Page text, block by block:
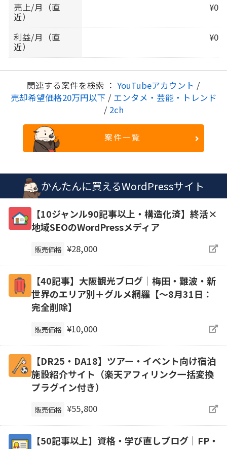
売上/月（直
近）
¥0
利益/月（直
近）
¥0
関連する案件を検索 ： YouTubeアカウント /
売却希望価格20万円以下 / エンタメ・芸能・トレンド
/ 2ch
案件一覧
かんたんに買えるWordPressサイト
【10ジャンル90記事以上・構造化済】終活×
地域SEOのWordPressメディア
販売価格 ¥28,000
【40記事】大阪観光ブログ｜梅田・難波・新
世界のエリア別＋グルメ網羅【～8月31日：
完全削除】
販売価格 ¥10,000
【DR25・DA18】ツアー・イベント向け宿泊
施設紹介サイト（楽天アフィリンク一括変換
プラグイン付き）
販売価格 ¥55,800
【50記事以上】資格・学び直しブログ｜FP・